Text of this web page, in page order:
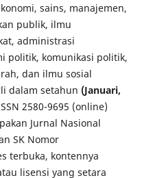
sains, manajemen,
publik, ilmu
administrasi
politik, komunikasi politik,
dan ilmu sosial
dalam setahun (Januari,
2580-9695 (online)
Jurnal Nasional
SK Nomor
terbuka, kontennya
lisensi yang setara